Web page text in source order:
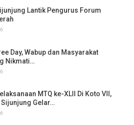
Lantik Pengurus Forum
Day, Wabup dan Masyarakat
Nikmati…
MTQ ke-XLII Di Koto VII,
Sijunjung Gelar…